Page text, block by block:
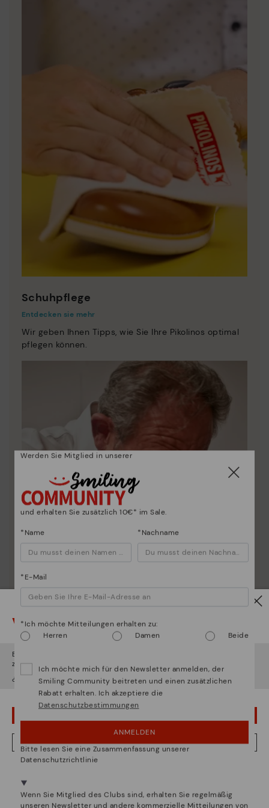
Schuhpflege
Entdecken sie mehr
Wir geben Ihnen Tipps, wie Sie Ihre Pikolinos optimal
pflegen können.
Die Essenz von Pikolinos:
Entdecken sie mehr
Seit 1984 arbeiten wir daran, jeden Schuh einzigartig
zu machen.
Vorsicht!
Es scheint, dass Sie sich in
zugreifen werden.
¿Möchten Sie auf die Website vonUsagehen?
NEIN, ICH MÖCHTE DIE WEBSITE VON DEUTSCHLAND BESUCHEN
Werden Sie Mitglied in unserer
und erhalten Sie zusätzlich 10€* im Sale.
*Name *Nachname
*E-Mail
*Ich möchte Mitteilungen erhalten zu:
Herren
Damen Beide
Ich möchte mich für den Newsletter anmelden, der
Smiling Community beitreten und einen zusätzlichen
Rabatt erhalten. Ich akzeptiere die
Datenschutzbestimmungen
ANMELDEN
Bitte lesen Sie eine Zusammenfassung unserer
Datenschutzrichtlinie
Wenn Sie Mitglied des Clubs sind, erhalten Sie regelmäßig
unseren Newsletter und andere kommerzielle Mitteilungen von